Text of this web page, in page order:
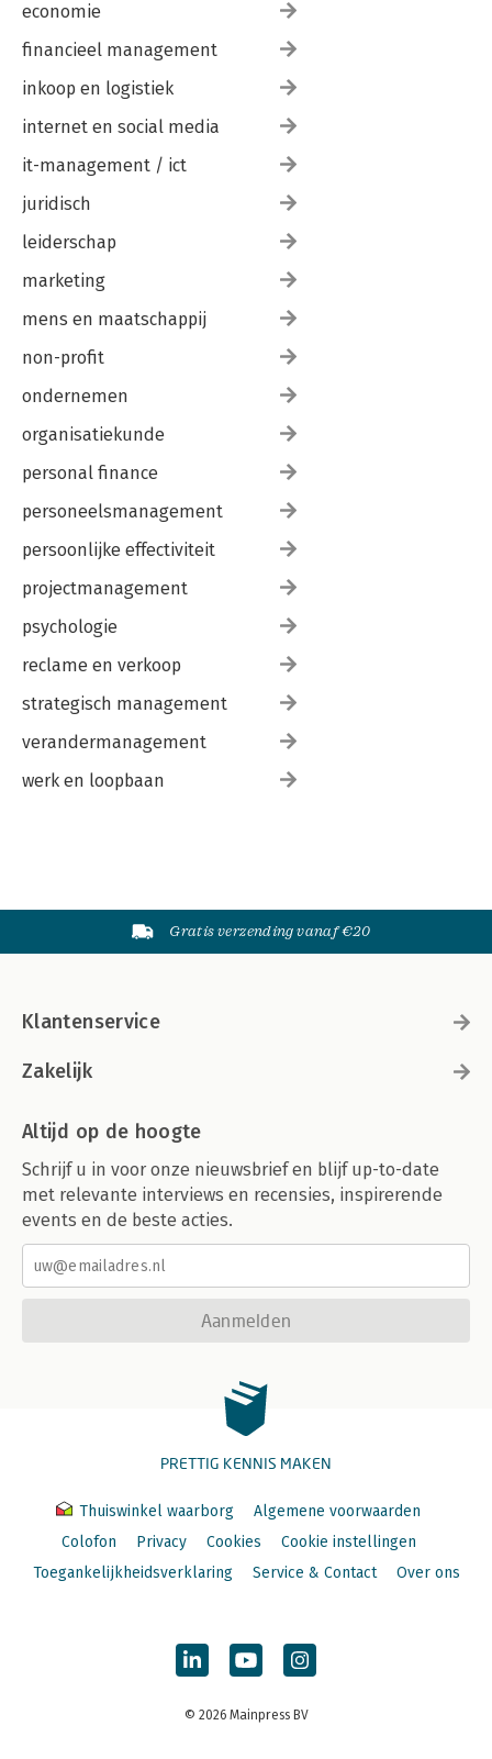
economie
financieel management
inkoop en logistiek
internet en social media
it-management / ict
juridisch
leiderschap
marketing
mens en maatschappij
non-profit
ondernemen
organisatiekunde
personal finance
personeelsmanagement
persoonlijke effectiviteit
projectmanagement
psychologie
reclame en verkoop
strategisch management
verandermanagement
werk en loopbaan
Gratis verzending vanaf €20
Klantenservice
Zakelijk
Altijd op de hoogte
Schrijf u in voor onze nieuwsbrief en blijf up-to-date
met relevante interviews en recensies, inspirerende
events en de beste acties.
Aanmelden
PRETTIG KENNIS MAKEN
Thuiswinkel waarborg
Algemene voorwaarden
Colofon
Privacy Cookies
Cookie instellingen
Toegankelijkheidsverklaring
Service & Contact Over ons
© 2026 Mainpress BV